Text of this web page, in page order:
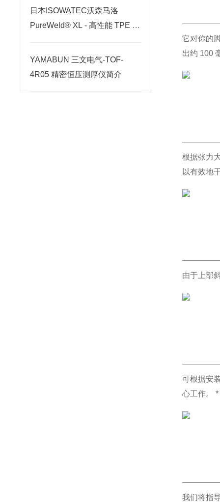
日本ISOWATEC沃森马洛
PureWeld® XL - 高性能 TPE 软
YAMABUN 三文电气-TOF-
4R05 精密恒压测厚仪简介
它对你的
出约 100
根据张力
以有效地
由于上部
可根据安
心工作。
我们将指